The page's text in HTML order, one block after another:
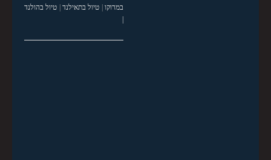
במרוקו| טיול בתאילנד| טיול בהולנד